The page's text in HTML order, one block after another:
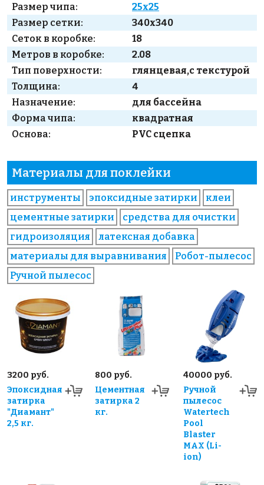
Размер чипа:
25x25
Размер сетки:
340x340
Сеток в коробке:
18
Метров в коробке:
2.08
Тип поверхности:
глянцевая,с текстурой
Толщина:
4
Назначение:
для бассейна
Форма чипа:
квадратная
Основа:
PVC сцепка
Материалы для поклейки
инструменты эпоксидные затирки
клеи
цементные затирки
средства для очистки
гидроизоляция
латексная добавка
материалы для выравнивания
Робот-пылесос
Ручной пылесос
3200 руб.
Эпоксидная
затирка
"Диамант"
2,5 кг.
800 руб.
Цементная
затирка 2
кг.
40000 руб.
Ручной
пылесос
Watertech
Pool
Blaster
MAX (Li-
ion)